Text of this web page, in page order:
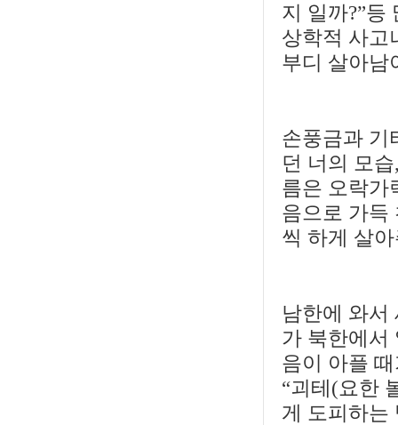
지 일까?”등
상학적 사고
부디 살아남
손풍금과 기
던 너의 모
름은 오락가
음으로 가득
씩 하게 살
남한에 와서
가 북한에서
음이 아플
“괴테(요한
게 도피하는